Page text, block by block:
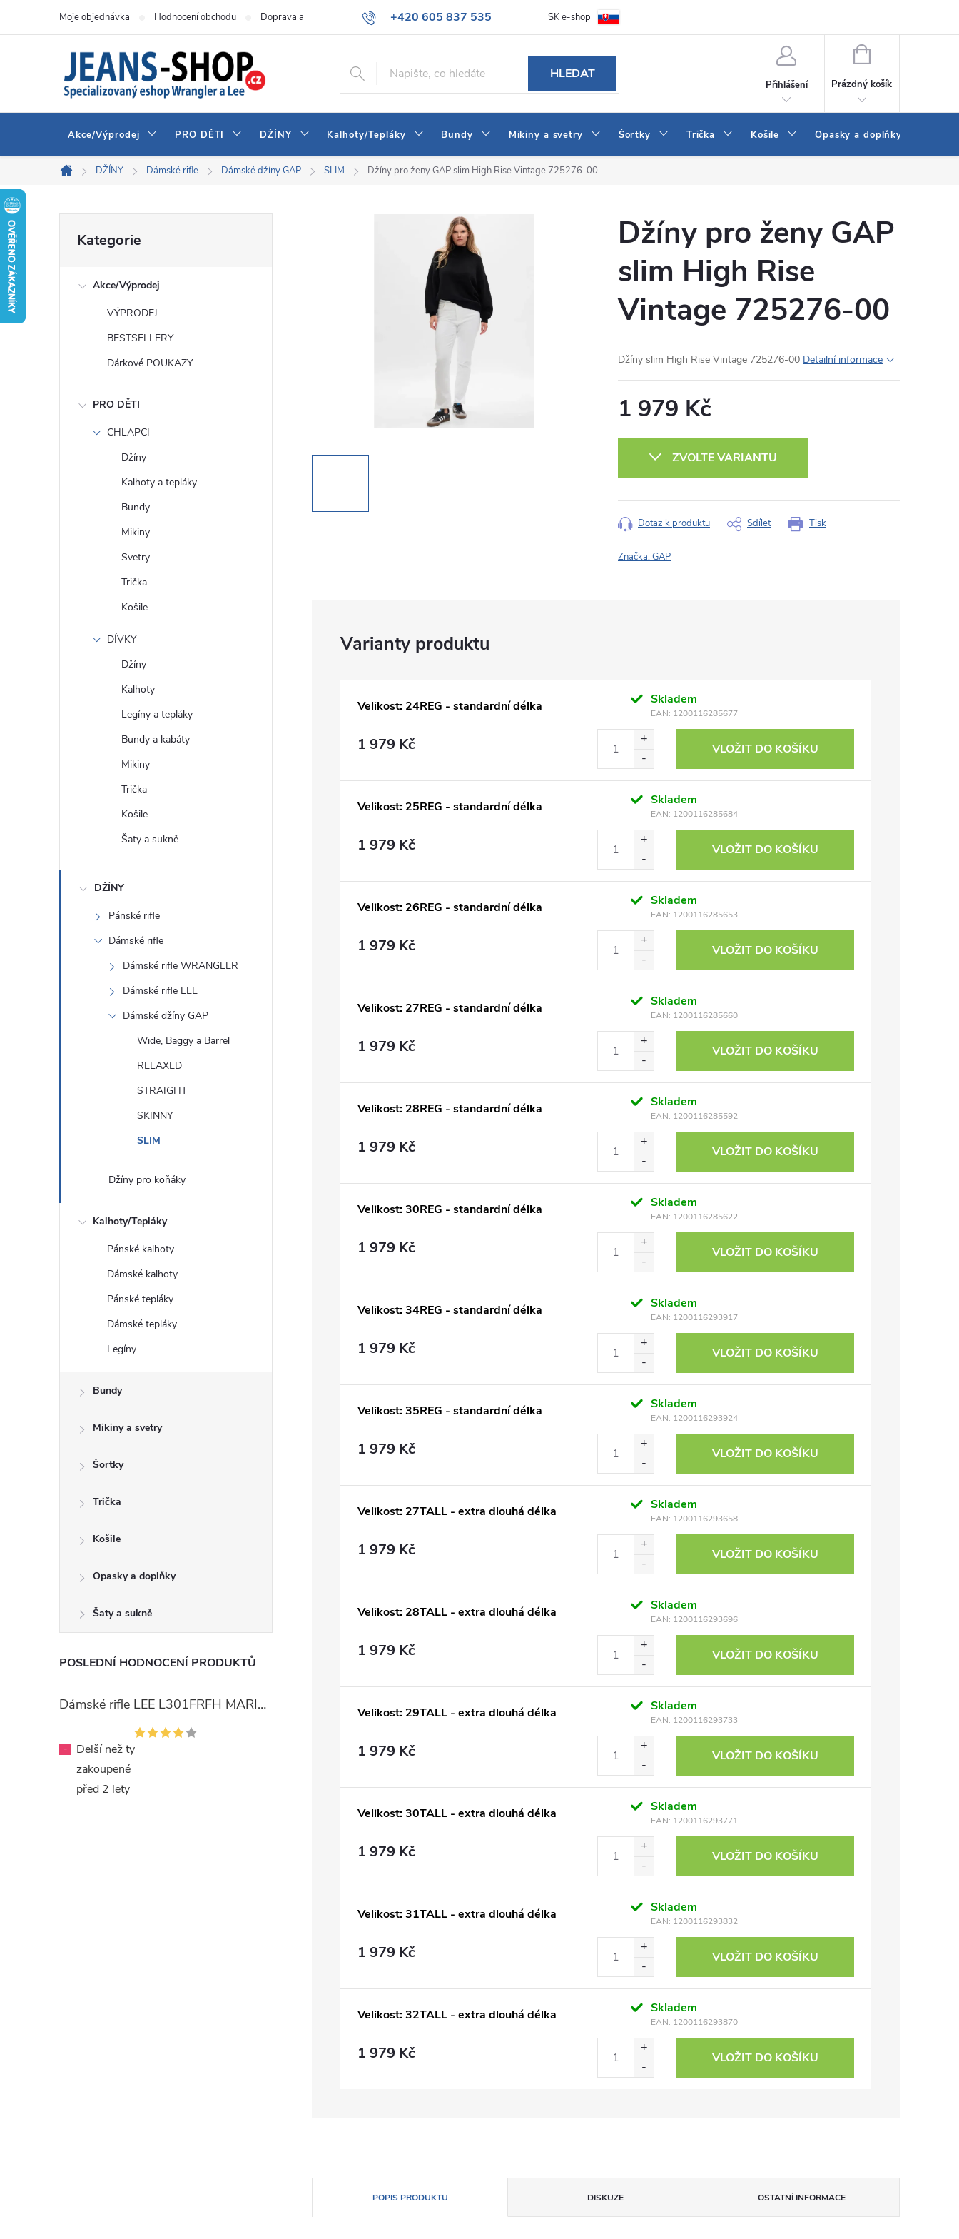
+420 605 837 535
info@jeans-shop.cz
Moje objednávka Hodnocení obchodu Doprava a platba Obchodní podmínky Naše prodejna Blog Kontakt
SK e-shop
HLEDAT
Přihlášení
NÁKUPNÍ
Prázdný košík
Akce/Výprodej PRO DĚTI DŽÍNY Kalhoty/Tepláky Bundy Mikiny a svetry Šortky Trička Košile Opasky a doplňky
Domů
DŽÍNY Dámské rifle Dámské džíny GAP SLIM Džíny pro ženy GAP slim High Rise Vintage 725276-00
kategorie
Kategorie
Akce/Výprodej
VÝPRODEJ
BESTSELLERY
Dárkové POUKAZY
PRO DĚTI
CHLAPCI
Džíny
Kalhoty a tepláky
Bundy
Mikiny
Svetry
Trička
Košile
DÍVKY
Džíny
Kalhoty
Legíny a tepláky
Bundy a kabáty
Mikiny
Trička
Košile
Šaty a sukně
DŽÍNY
Pánské rifle
Dámské rifle
Dámské rifle WRANGLER
Dámské rifle LEE
Dámské džíny GAP
Wide, Baggy a Barrel
RELAXED
STRAIGHT
SKINNY
SLIM
Džíny pro koňáky
Kalhoty/Tepláky
Pánské kalhoty
Dámské kalhoty
Pánské tepláky
Dámské tepláky
Legíny
Bundy
Mikiny a svetry
Šortky
Trička
Košile
Opasky a doplňky
Šaty a sukně
POSLEDNÍ HODNOCENÍ PRODUKTŮ
Dámské rifle LEE L301FRFH MARION STRAIGHT RINSE
-
Delší než ty
zakoupené
před 2 lety
Džíny pro ženy GAP
slim High Rise
Vintage 725276-00
Džíny slim High Rise Vintage 725276-00 Detailní informace
1 979 Kč
ZVOLTE VARIANTU
Tisk
Dotaz k produktu Sdílet
Značka:GAP
Velikost: 24REG - standardní délka Skladem
EAN: 1200116285677
1 979 Kč VLOŽIT DO KOŠÍKU
Velikost: 25REG - standardní délka Skladem
EAN: 1200116285684
1 979 Kč VLOŽIT DO KOŠÍKU
Velikost: 26REG - standardní délka Skladem
EAN: 1200116285653
1 979 Kč VLOŽIT DO KOŠÍKU
Velikost: 27REG - standardní délka Skladem
EAN: 1200116285660
1 979 Kč VLOŽIT DO KOŠÍKU
Velikost: 28REG - standardní délka Skladem
EAN: 1200116285592
1 979 Kč VLOŽIT DO KOŠÍKU
Velikost: 30REG - standardní délka Skladem
EAN: 1200116285622
1 979 Kč VLOŽIT DO KOŠÍKU
Velikost: 34REG - standardní délka Skladem
EAN: 1200116293917
1 979 Kč VLOŽIT DO KOŠÍKU
Velikost: 35REG - standardní délka Skladem
EAN: 1200116293924
1 979 Kč VLOŽIT DO KOŠÍKU
Velikost: 27TALL - extra dlouhá délka Skladem
EAN: 1200116293658
1 979 Kč VLOŽIT DO KOŠÍKU
Velikost: 28TALL - extra dlouhá délka Skladem
EAN: 1200116293696
1 979 Kč VLOŽIT DO KOŠÍKU
Velikost: 29TALL - extra dlouhá délka Skladem
EAN: 1200116293733
1 979 Kč VLOŽIT DO KOŠÍKU
Velikost: 30TALL - extra dlouhá délka Skladem
EAN: 1200116293771
1 979 Kč VLOŽIT DO KOŠÍKU
Velikost: 31TALL - extra dlouhá délka Skladem
EAN: 1200116293832
1 979 Kč VLOŽIT DO KOŠÍKU
Velikost: 32TALL - extra dlouhá délka Skladem
EAN: 1200116293870
1 979 Kč VLOŽIT DO KOŠÍKU
POPIS PRODUKTU DISKUZE OSTATNÍ INFORMACE